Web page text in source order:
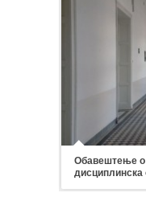
Обавештење
дисциплинска